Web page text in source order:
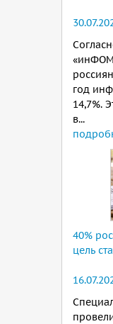
год
14,7%.
в...
40%
цель